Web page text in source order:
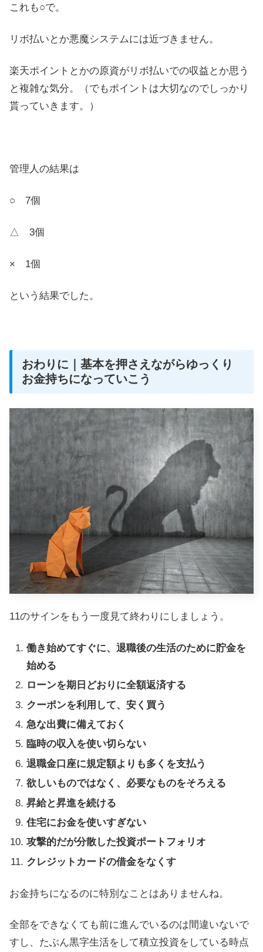
これも○で。
リボ払いとか悪魔システムには近づきません。
楽天ポイントとかの原資がリボ払いでの収益とか思う
と複雑な気分。（でもポイントは大切なのでしっかり
貰っていきます。）
管理人の結果は
○ 7個
△ 3個
× 1個
という結果でした。
おわりに｜基本を押さえながらゆっくり
お金持ちになっていこう
11のサインをもう一度見て終わりにしましょう。
働き始めてすぐに、退職後の生活のために貯金を
始める
ローンを期日どおりに全額返済する
クーポンを利用して、安く買う
急な出費に備えておく
臨時の収入を使い切らない
退職金口座に規定額よりも多くを支払う
欲しいものではなく、必要なものをそろえる
昇給と昇進を続ける
住宅にお金を使いすぎない
攻撃的だが分散した投資ポートフォリオ
クレジットカードの借金をなくす
お金持ちになるのに特別なことはありませんね。
全部をできなくても前に進んでいるのは間違いないで
すし、たぶん黒字生活をして積立投資をしている時点